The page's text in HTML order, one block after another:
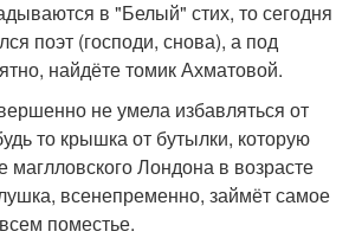
в "Белый" стих, то сегодня
поэт (господи, снова), а под
найдёте томик Ахматовой.
не умела избавляться от
то крышка от бутылки, которую
Лондона в возрасте
всенепременно, займёт самое
поместье.